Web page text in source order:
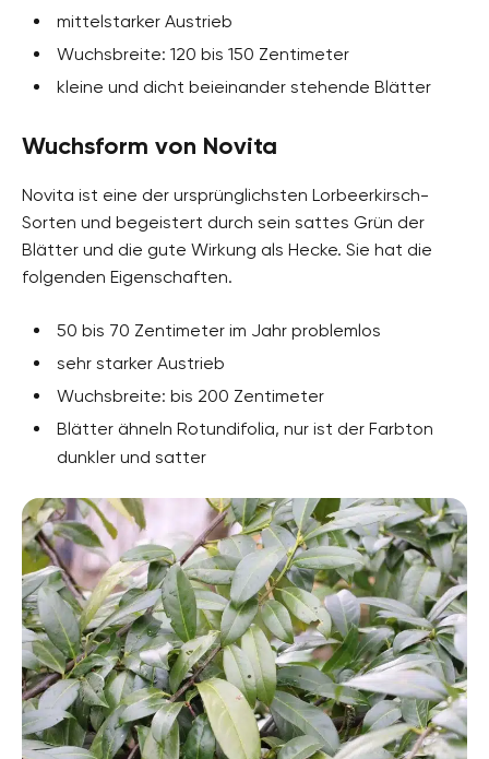
mittelstarker Austrieb
Wuchsbreite: 120 bis 150 Zentimeter
kleine und dicht beieinander stehende Blätter
Wuchsform von Novita
Novita ist eine der ursprünglichsten Lorbeerkirsch-
Sorten und begeistert durch sein sattes Grün der
Blätter und die gute Wirkung als Hecke. Sie hat die
folgenden Eigenschaften.
50 bis 70 Zentimeter im Jahr problemlos
sehr starker Austrieb
Wuchsbreite: bis 200 Zentimeter
Blätter ähneln Rotundifolia, nur ist der Farbton
dunkler und satter